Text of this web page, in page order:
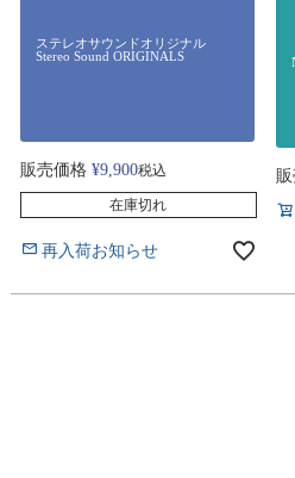
ステレオサウンドオリジナル
Stereo Sound ORIGINALS
販売価格 ¥9,900税込
在庫切れ
再入荷お知らせ